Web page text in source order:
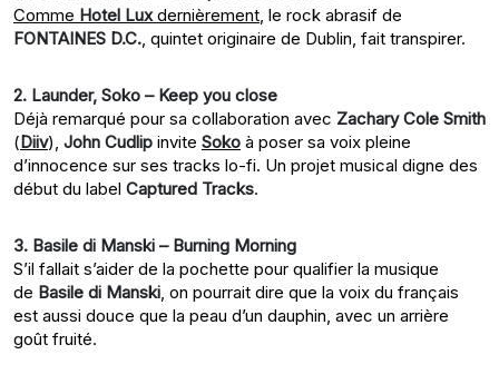
Comme Hotel Luxdernièrement, le rock abrasif de
FONTAINES D.C., quintet originaire de Dublin, fait transpirer.
2. Launder, Soko – Keep you close
Déjà remarqué pour sa collaboration avec Zachary Cole Smith
( Diiv), John Cudlip invite Soko à poser sa voix pleine
d’innocence sur ses tracks lo-fi. Un projet musical digne des
début du label Captured Tracks.
3. Basile di Manski – Burning Morning
S’il fallait s’aider de la pochette pour qualifier la musique
de Basile di Manski, on pourrait dire que la voix du français
est aussi douce que la peau d’un dauphin, avec un arrière
goût fruité.